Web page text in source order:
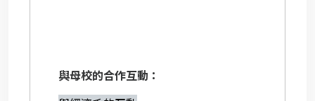
與母校的合作互動：